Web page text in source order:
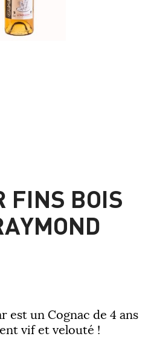
FINS BOIS
est un Cognac de 4 ans
vif et velouté !